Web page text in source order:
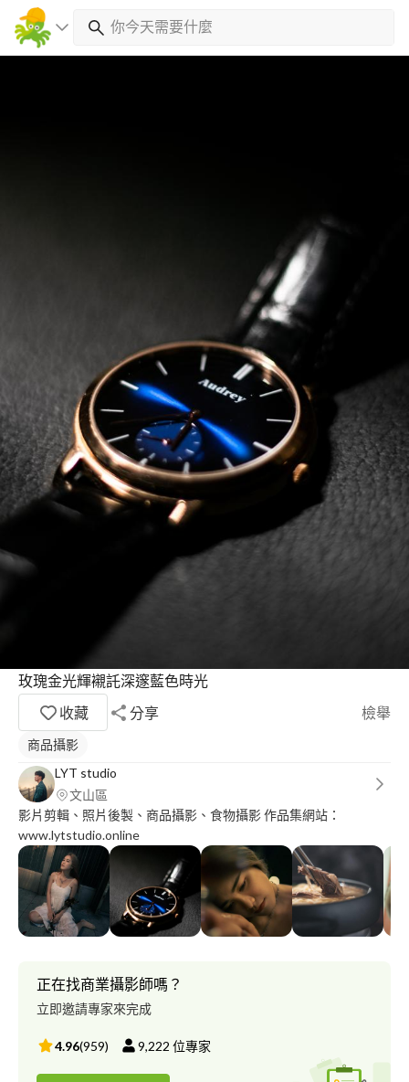
玫瑰金光輝襯託深邃藍色時光
收藏
分享 檢舉
商品攝影
LYT studio
文山區
影片剪輯、照片後製、商品攝影、食物攝影 作品集網站：
www.lytstudio.online
正在找商業攝影師嗎？
立即邀請專家來完成
4.96(959) 9,222 位專家